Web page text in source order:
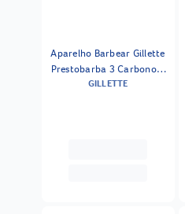
Aparelho Barbear Gillette
Prestobarba 3 Carbono 4
Unidades
GILLETTE